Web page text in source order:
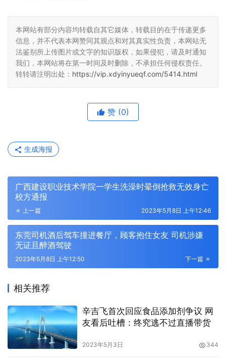
本网站有部分内容均转载自其它媒体，转载目的在于传递更多
信息，并不代表本网赞同其观点和对其真实性负责，本网站无
法鉴别所上传图片或文字的知识版权，如果侵犯，请及时通知
我们，本网站将在第一时间及时删除，不承担任何侵权责任。
转转请注明出处： https://vip.xdyinyueqf.com/5414.html
赞 (0)
生成海报
广西建设职业技术学院一学生洗澡时晕倒抢救无效身亡
校方通报
上一篇 2023年5月8日 上午12:46
东莞司机酒后驾车撞进餐厅，顾客抱住女友 司机涉嫌
无证且醉酒驾驶
下一篇
2023年5月8日 上午12:50
相关推荐
辛吉飞首次回应食品添加剂争议 网
友看后吐槽：终究逃不过直播带货
2023年5月3日 344